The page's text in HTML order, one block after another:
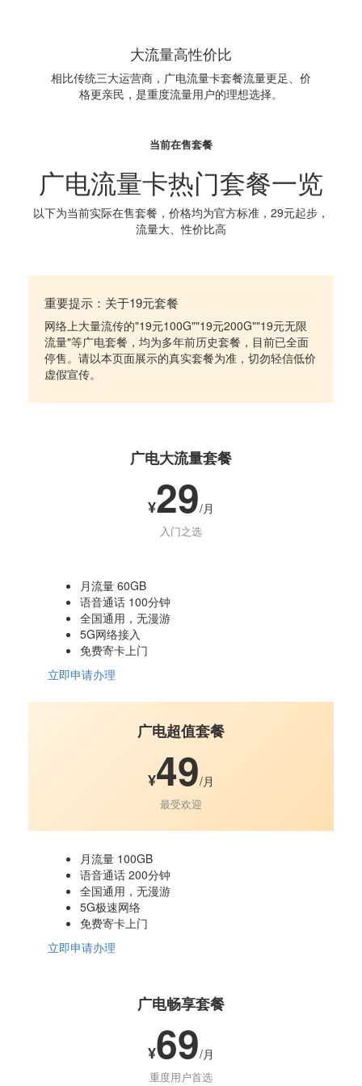
大流量高性价比
相比传统三大运营商，广电流量卡套餐流量更足、价
格更亲民，是重度流量用户的理想选择。
当前在售套餐
广电流量卡热门套餐一览
以下为当前实际在售套餐，价格均为官方标准，29元起步，
流量大、性价比高
重要提示：关于19元套餐
网络上大量流传的"19元100G""19元200G""19元无限
流量"等广电套餐，均为多年前历史套餐，目前已全面
停售。请以本页面展示的真实套餐为准，切勿轻信低价
虚假宣传。
广电大流量套餐
¥29/月
入门之选
月流量 60GB
语音通话 100分钟
全国通用，无漫游
5G网络接入
免费寄卡上门
立即申请办理
广电超值套餐
¥49/月
最受欢迎
月流量 100GB
语音通话 200分钟
全国通用，无漫游
5G极速网络
免费寄卡上门
立即申请办理
广电畅享套餐
¥69/月
重度用户首选